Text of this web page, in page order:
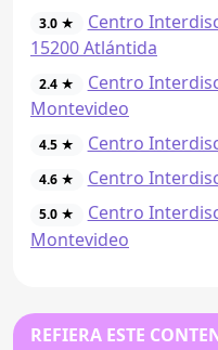
3.0 ★
Centro
15200 Atlántida
2.4 ★
Centro
Montevideo
4.5 ★ Centro
4.6 ★ Centro
5.0 ★
Centro
Montevideo
REFIERA ESTE